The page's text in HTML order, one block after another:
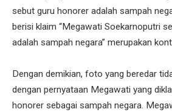
sebut guru honorer adalah sampah
berisi klaim “Megawati Soekarnoputri
adalah sampah negara” merupakan
Dengan demikian, foto yang beredar
dengan pernyataan Megawati yang
honorer sebagai sampah negara.